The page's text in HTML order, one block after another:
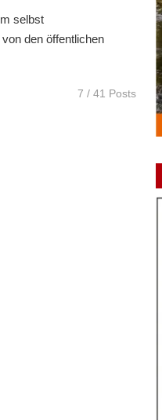
selbst
den öffentlichen
7 / 41 Posts